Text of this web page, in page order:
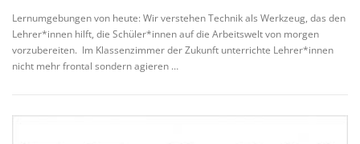
Lernumgebungen von heute: Wir verstehen Technik als Werkzeug, das den
Lehrer*innen hilft, die Schüler*innen auf die Arbeitswelt von morgen
vorzubereiten. Im Klassenzimmer der Zukunft unterrichte Lehrer*innen
nicht mehr frontal sondern agieren …